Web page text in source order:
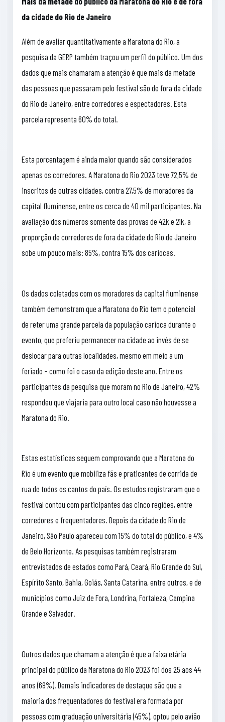
da cidade do Rio de Janeiro
Além de avaliar quantitativamente a Maratona do Rio, a
pesquisa da GERP também traçou um perfil do público. Um dos
dados que mais chamaram a atenção é que mais da metade
das pessoas que passaram pelo festival são de fora da cidade
do Rio de Janeiro, entre corredores e espectadores. Esta
parcela representa 60% do total.
Esta porcentagem é ainda maior quando são considerados
apenas os corredores. A Maratona do Rio 2023 teve 72,5% de
inscritos de outras cidades, contra 27,5% de moradores da
capital fluminense, entre os cerca de 40 mil participantes. Na
avaliação dos números somente das provas de 42k e 21k, a
proporção de corredores de fora da cidade do Rio de Janeiro
sobe um pouco mais: 85%, contra 15% dos cariocas.
Os dados coletados com os moradores da capital fluminense
também demonstram que a Maratona do Rio tem o potencial
de reter uma grande parcela da população carioca durante o
evento, que preferiu permanecer na cidade ao invés de se
deslocar para outras localidades, mesmo em meio a um
feriado – como foi o caso da edição deste ano. Entre os
participantes da pesquisa que moram no Rio de Janeiro, 42%
respondeu que viajaria para outro local caso não houvesse a
Maratona do Rio.
Estas estatísticas seguem comprovando que a Maratona do
Rio é um evento que mobiliza fãs e praticantes de corrida de
rua de todos os cantos do país. Os estudos registraram que o
festival contou com participantes das cinco regiões, entre
corredores e frequentadores. Depois da cidade do Rio de
Janeiro, São Paulo apareceu com 15% do total do público, e 4%
de Belo Horizonte. As pesquisas também registraram
entrevistados de estados como Pará, Ceará, Rio Grande do Sul,
Espírito Santo, Bahia, Goiás, Santa Catarina, entre outros, e de
municípios como Juiz de Fora, Londrina, Fortaleza, Campina
Grande e Salvador.
Outros dados que chamam a atenção é que a faixa etária
principal do público da Maratona do Rio 2023 foi dos 25 aos 44
anos (69%). Demais indicadores de destaque são que a
maioria dos frequentadores do festival era formada por
pessoas com graduação universitária (45%), optou pelo avião